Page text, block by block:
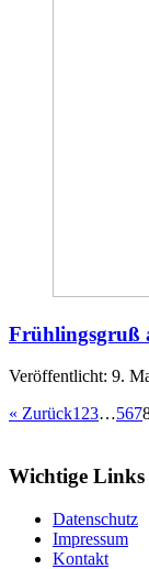
Frühlingsgruß
Veröffentlicht: 9.
« Zurück1 23…567
Wichtige Links
Datenschutz
Impressum
Kontakt